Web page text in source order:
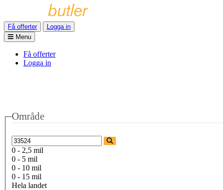
Få offerter
Logga in
Menu
Få offerter
Logga in
Område
0 - 2,5 mil
0 - 5 mil
0 - 10 mil
0 - 15 mil
Hela landet